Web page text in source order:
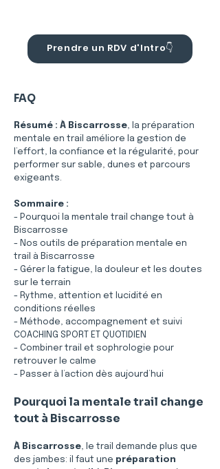
Prendre un RDV d'Intro👇
FAQ
Résumé : À Biscarrosse, la préparation
mentale en trail améliore la gestion de
l’effort, la confiance et la régularité, pour
performer sur sable, dunes et parcours
exigeants.
Sommaire :
- Pourquoi la mentale trail change tout à
Biscarrosse
- Nos outils de préparation mentale en
trail à Biscarrosse
- Gérer la fatigue, la douleur et les doutes
sur le terrain
- Rythme, attention et lucidité en
conditions réelles
- Méthode, accompagnement et suivi
COACHING SPORT ET QUOTIDIEN
- Combiner trail et sophrologie pour
retrouver le calme
- Passer à l’action dès aujourd’hui
Pourquoi la mentale trail change
tout à Biscarrosse
À Biscarrosse, le trail demande plus que
des jambes: il faut une préparation